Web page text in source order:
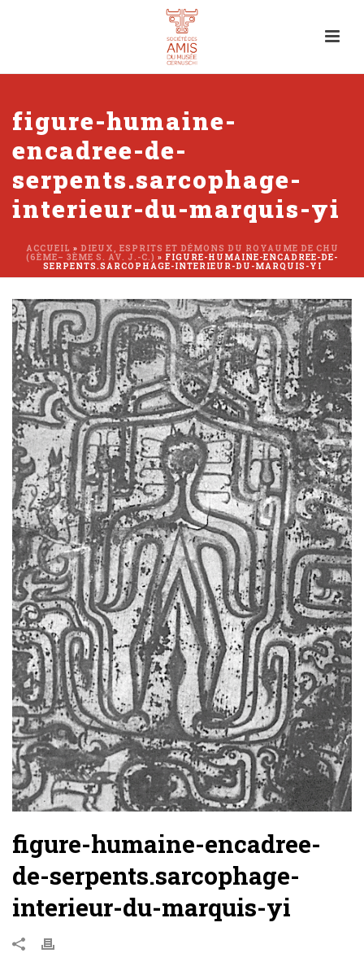
figure-humaine-
encadree-de-
serpents.sarcophage-
interieur-du-marquis-yi
ACCUEIL » DIEUX, ESPRITS ET DÉMONS DU ROYAUME DE CHU
(6ÈME– 3ÈME S. AV. J.-C.) » FIGURE-HUMAINE-ENCADREE-DE-
SERPENTS.SARCOPHAGE-INTERIEUR-DU-MARQUIS-YI
figure-humaine-encadree-
de-serpents.sarcophage-
interieur-du-marquis-yi